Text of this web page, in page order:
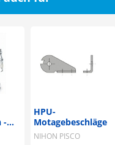
-
HPU-
Motagebeschläge
NIHON PISCO